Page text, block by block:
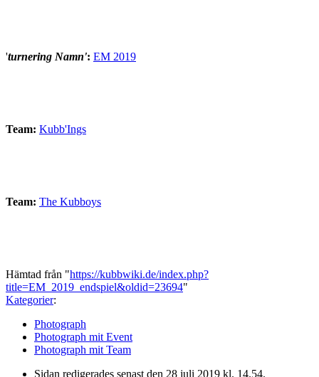
'turnering Namn': EM 2019
Team: Kubb'Ings
Team: The Kubboys
Hämtad från "https://kubbwiki.de/index.php?
title=EM_2019_endspiel&oldid=23694"
Kategorier:
Photograph
Photograph mit Event
Photograph mit Team
Sidan redigerades senast den 28 juli 2019 kl. 14.54.